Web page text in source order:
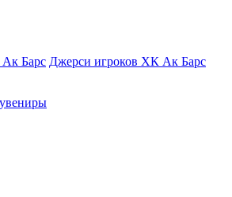
Барс Джерси игроков ХК Ак Барс